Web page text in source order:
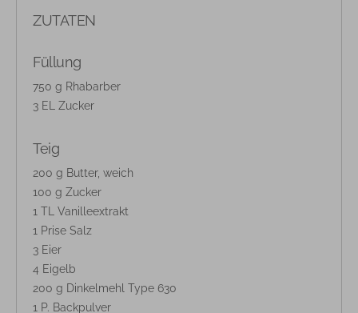
ZUTATEN
Füllung
750 g Rhabarber
3 EL Zucker
Teig
200 g Butter, weich
100 g Zucker
1 TL Vanilleextrakt
1 Prise Salz
3 Eier
4 Eigelb
200 g Dinkelmehl Type 630
1 P. Backpulver